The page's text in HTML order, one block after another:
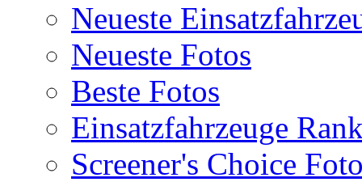
Neueste
Neueste Fotos
Beste Fotos
Einsatzfahrzeuge
Screener's Choice